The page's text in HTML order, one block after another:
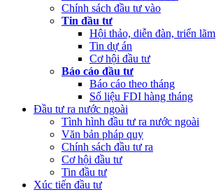
Chính sách đầu tư vào
Tin đầu tư
Hội thảo, diễn đàn, triển lãm
Tin dự án
Cơ hội đầu tư
Báo cáo đầu tư
Báo cáo theo tháng
Số liệu FDI hàng tháng
Đầu tư ra nước ngoài
Tình hình đầu tư ra nước ngoài
Văn bản pháp quy
Chính sách đầu tư ra
Cơ hội đầu tư
Tin đầu tư
Xúc tiến đầu tư